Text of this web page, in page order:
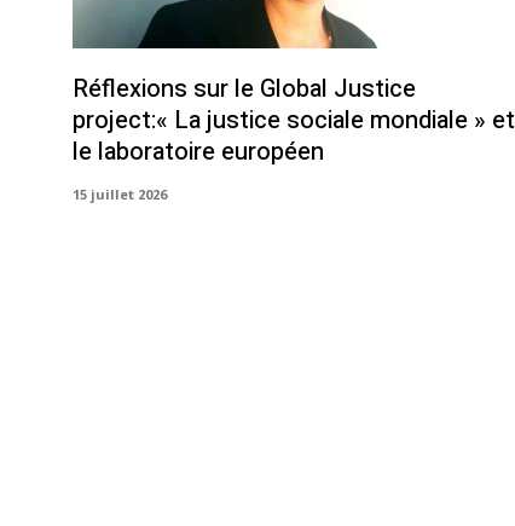
Réflexions sur le Global Justice
project:« La justice sociale mondiale » et
le laboratoire européen
15 juillet 2026